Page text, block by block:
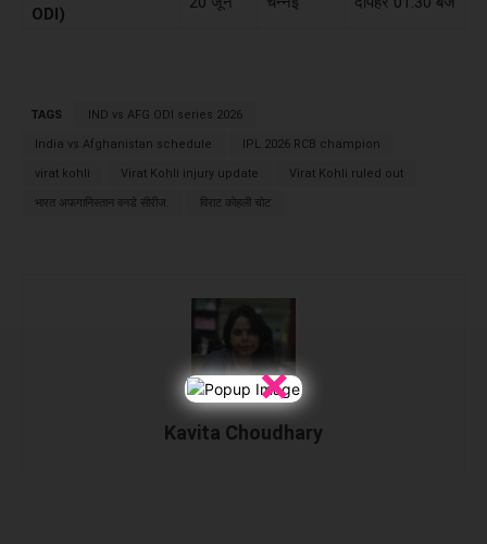
×
ODI)
TAGS IND vs AFG ODI series 2026
India vs Afghanistan schedule IPL 2026 RCB champion
virat kohli Virat Kohli injury update Virat Kohli ruled out
भारत अफगानिस्तान वनडे सीरीज. विराट कोहली चोट
Kavita Choudhary